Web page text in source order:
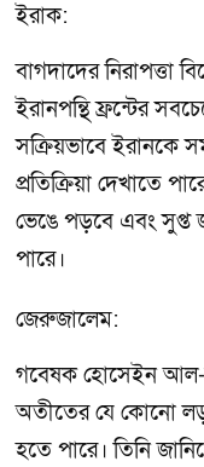
ইরাক:
বাগদাদের নিরাপত্তা
ইরানপন্থি ফ্রন্টের
সক্রিয়ভাবে ইরানকে
প্রতিক্রিয়া দেখাতে
ভেঙে পড়বে এবং সুপ্ত
পারে।
জেরুজালেম:
গবেষক হোসেইন আল-
অতীতের যে কোনো
হতে পারে। তিনি